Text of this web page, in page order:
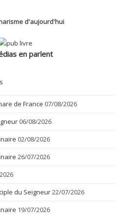
d'aujourd'hui
en parlent
de France 07/08/2026
06/08/2026
02/08/2026
26/07/2026
du Seigneur22/07/2026
19/07/2026